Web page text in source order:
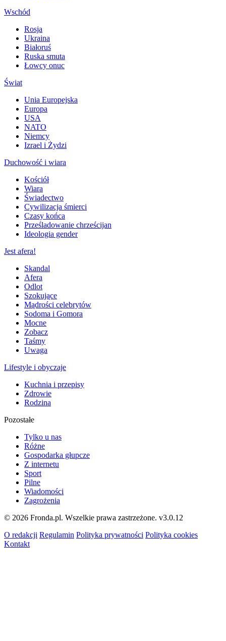
Wschód
Rosja
Ukraina
Białoruś
Ruska smuta
Łowcy onuc
Świat
Unia Europejska
Europa
USA
NATO
Niemcy
Izrael i Żydzi
Duchowość i wiara
Kościół
Wiara
Świadectwo
Cywilizacja śmierci
Czasy końca
Prześladowanie chrześcijan
Ideologia gender
Jest afera!
Skandal
Afera
Odlot
Szokujące
Mądrości celebrytów
Sodoma i Gomora
Mocne
Zobacz
Taśmy
Uwaga
Lifestyle i obyczaje
Kuchnia i przepisy
Zdrowie
Rodzina
Pozostałe
Tylko u nas
Różne
Gospodarka głupcze
Z internetu
Sport
Pilne
Wiadomości
Zagrożenia
© 2026 Fronda.pl. Wszelkie prawa zastrzeżone. v3.0.12
O redakcji Regulamin Polityka prywatności Polityka cookies
Kontakt